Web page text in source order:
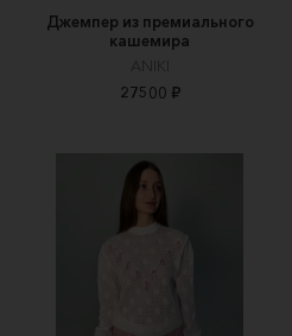
Джемпер из премиального
кашемира
ANIKI
27500 ₽